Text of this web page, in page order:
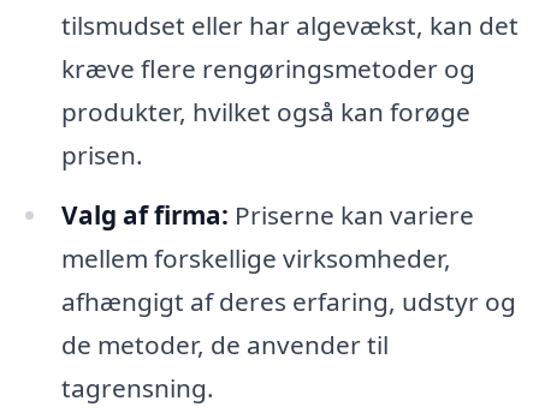
tilsmudset eller har algevækst, kan det
kræve flere rengøringsmetoder og
produkter, hvilket også kan forøge
prisen.
Valg af firma: Priserne kan variere
mellem forskellige virksomheder,
afhængigt af deres erfaring, udstyr og
de metoder, de anvender til
tagrensning.